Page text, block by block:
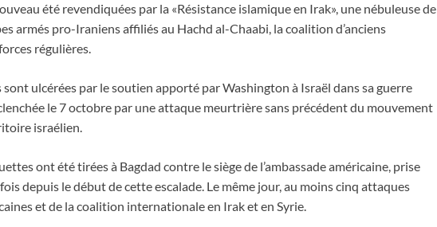
été revendiquées par la «Résistance islamique en Irak», une nébuleuse de
armés pro-Iraniens affiliés au Hachd al-Chaabi, la coalition d’anciens
régulières.
ulcérées par le soutien apporté par Washington à Israël dans sa guerre
le 7 octobre par une attaque meurtrière sans précédent du mouvement
israélien.
ont été tirées à Bagdad contre le siège de l’ambassade américaine, prise
depuis le début de cette escalade. Le même jour, au moins cinq attaques
et de la coalition internationale en Irak et en Syrie.